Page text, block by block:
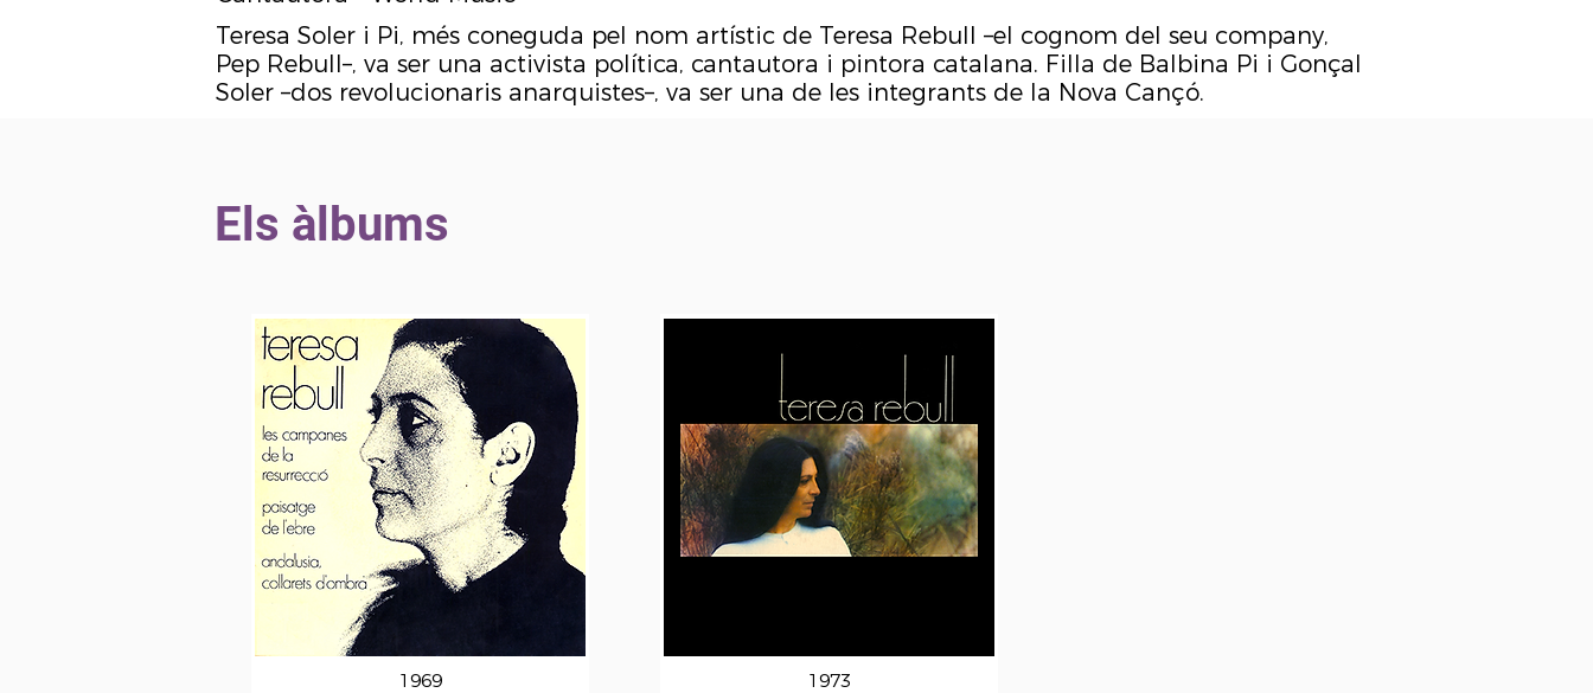
Teresa Soler i Pi, més coneguda pel nom artístic de Teresa Rebull –el cognom del seu company,
Pep Rebull–, va ser una activista política, cantautora i pintora catalana. Filla de Balbina Pi i Gonçal
Soler –dos revolucionaris anarquistes–, va ser una de les integrants de la Nova Cançó.
Els àlbums
1969 1973